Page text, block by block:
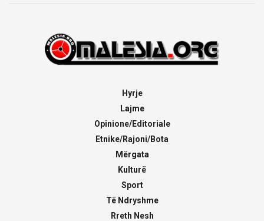
Hyrje
Lajme
Opinione/Editoriale
Etnike/Rajoni/Bota
Mërgata
Kulturë
Sport
Të Ndryshme
Rreth Nesh